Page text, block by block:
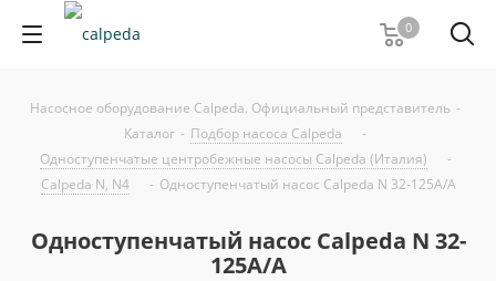
0
Насосное оборудование Calpeda. Официальный представитель -
Каталог - Подбор насоса Calpeda
-
Одноступенчатые центробежные насосы Calpeda (Италия)
-
Calpeda N, N4
- Одноступенчатый насос Calpeda N 32-125A/A
Одноступенчатый насос Calpeda N 32-
125A/A